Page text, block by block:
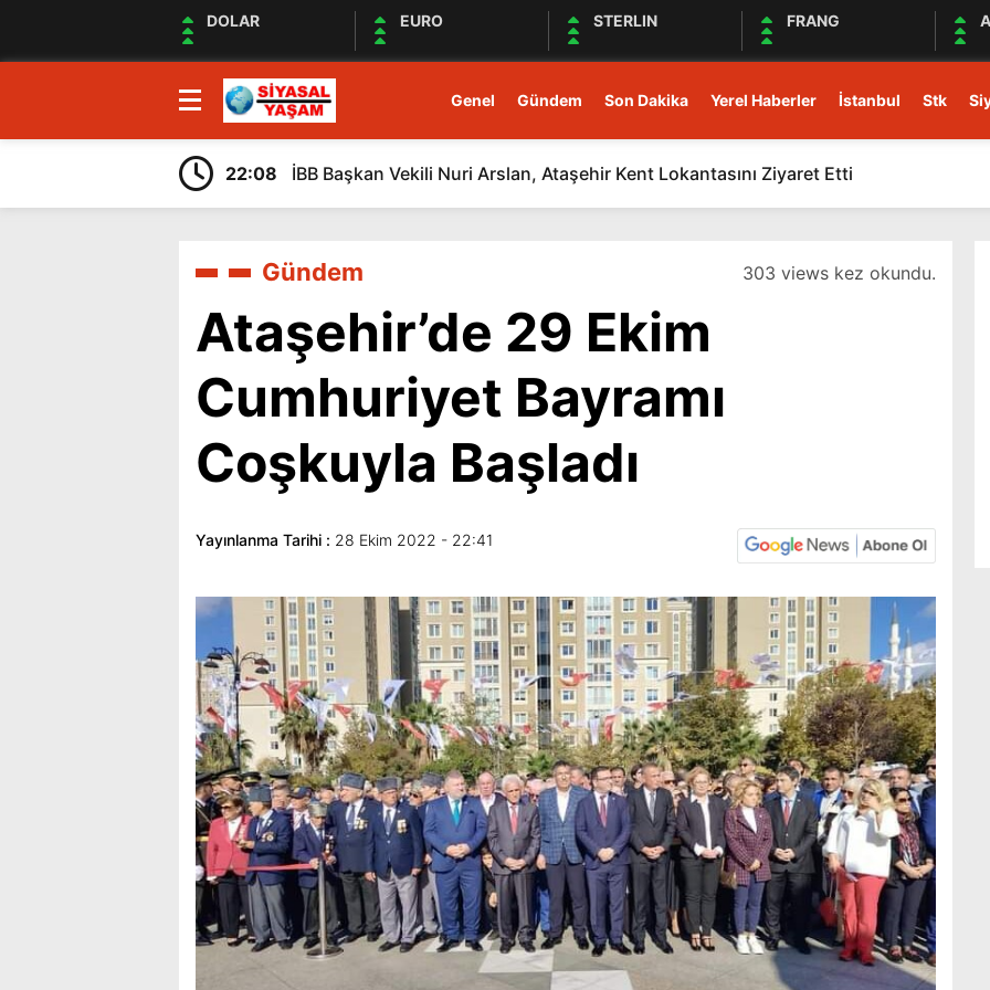
DOLAR EURO STERLIN FRANG
Genel Gündem Son Dakika Yerel Haberler İstanbul Stk
22:08 İBB Başkan Vekili Nuri Arslan, Ataşehir Kent Lokantasını Ziyaret Etti
Gündem 303 views kez okundu.
Ataşehir’de 29 Ekim
Cumhuriyet Bayramı
Coşkuyla Başladı
Yayınlanma Tarihi : 28 Ekim 2022 - 22:41